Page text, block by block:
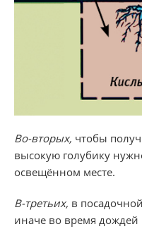
Во-вторых, чтобы
высокую голубику
освещённом месте.
В-третьих, в
иначе во время дождей